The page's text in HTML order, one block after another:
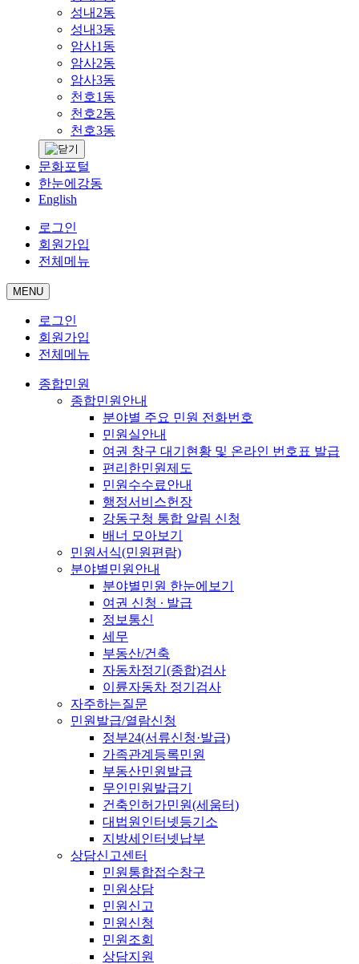
성내2동
성내3동
암사1동
암사2동
암사3동
천호1동
천호2동
천호3동
문화포털
한눈에강동
English
로그인
회원가입
전체메뉴
MENU
로그인
회원가입
전체메뉴
종합민원
종합민원안내
분야별 주요 민원 전화번호
민원실안내
여권 창구 대기현황 및 온라인 번호표 발급
편리한민원제도
민원수수료안내
행정서비스헌장
강동구청 통합 알림 신청
배너 모아보기
민원서식(민원편람)
분야별민원안내
분야별민원 한눈에보기
여권 신청 ∙ 발급
정보통신
세무
부동산/건축
자동차정기(종합)검사
이륜자동차 정기검사
자주하는질문
민원발급/열람신청
정부24(서류신청·발급)
가족관계등록민원
부동산민원발급
무인민원발급기
건축인허가민원(세움터)
대법원인터넷등기소
지방세인터넷납부
상담신고센터
민원통합접수창구
민원상담
민원신고
민원신청
민원조회
상담지원